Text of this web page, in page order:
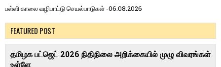
பள்ளி காலை வழிபாட்டு செயல்பாடுகள் -06.08.2026
FEATURED POST
தமிழக பட்ஜெட் 2026 நிதிநிலை அறிக்கையில் முழு விவரங்கள்
உள்ளே